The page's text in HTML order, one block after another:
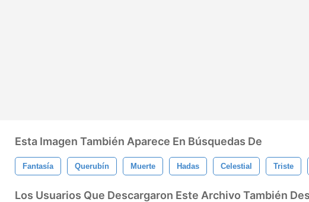
Esta Imagen También Aparece En Búsquedas De
Fantasía Querubín Muerte Hadas Celestial Triste
Los Usuarios Que Descargaron Este Archivo También